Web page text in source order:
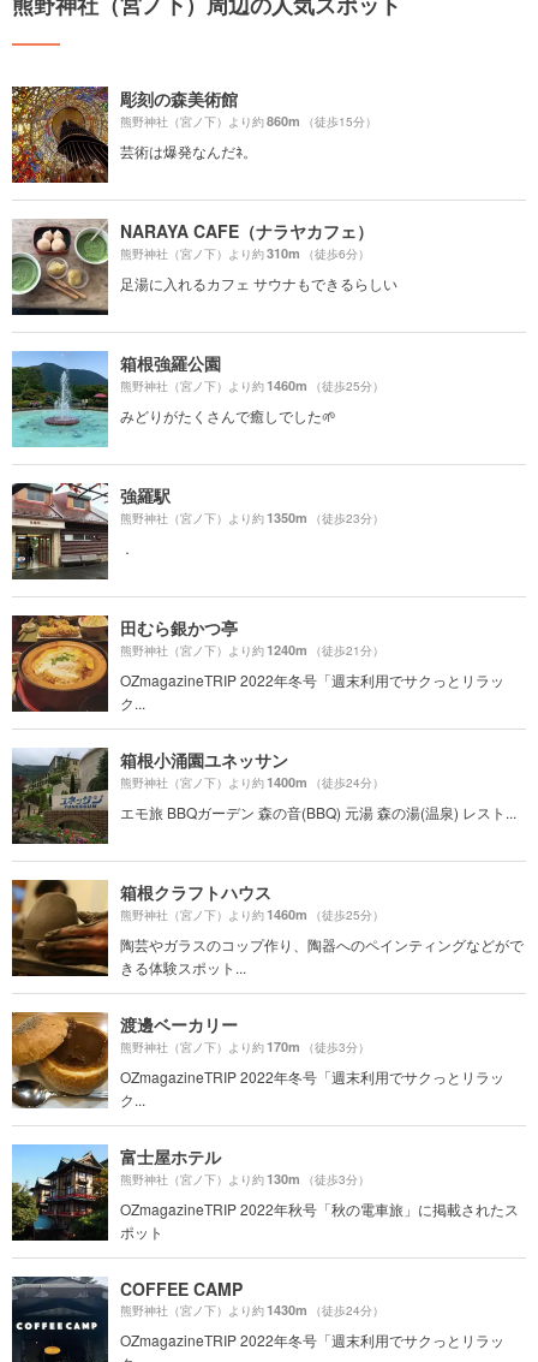
彫刻の森美術館
熊野神社（宮ノ下）より約860m （徒歩15分）
芸術は爆発なんだﾈ。
NARAYA CAFE（ナラヤカフェ）
熊野神社（宮ノ下）より約310m （徒歩6分）
足湯に入れるカフェ サウナもできるらしい
箱根強羅公園
熊野神社（宮ノ下）より約1460m （徒歩25分）
みどりがたくさんで癒しでした🌱
強羅駅
熊野神社（宮ノ下）より約1350m （徒歩23分）
．
田むら銀かつ亭
熊野神社（宮ノ下）より約1240m （徒歩21分）
OZmagazineTRIP 2022年冬号「週末利用でサクっとリラッ
ク...
箱根小涌園ユネッサン
熊野神社（宮ノ下）より約1400m （徒歩24分）
エモ旅 BBQガーデン 森の音(BBQ) 元湯 森の湯(温泉) レスト...
箱根クラフトハウス
熊野神社（宮ノ下）より約1460m （徒歩25分）
陶芸やガラスのコップ作り、陶器へのペインティングなどがで
きる体験スポット...
渡邊ベーカリー
熊野神社（宮ノ下）より約170m （徒歩3分）
OZmagazineTRIP 2022年冬号「週末利用でサクっとリラッ
ク...
富士屋ホテル
熊野神社（宮ノ下）より約130m （徒歩3分）
OZmagazineTRIP 2022年秋号「秋の電車旅」に掲載されたス
ポット
COFFEE CAMP
熊野神社（宮ノ下）より約1430m （徒歩24分）
OZmagazineTRIP 2022年冬号「週末利用でサクっとリラッ